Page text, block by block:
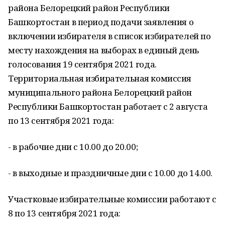
района Белорецкий район Республики
Башкортостан в период подачи заявления о
включении избирателя в список избирателей по
месту нахождения на выборах в единый день
голосования 19 сентября 2021 года.
Территориальная избирательная комиссия
муниципального района Белорецкий район
Республики Башкортостан работает с 2 августа
по 13 сентября 2021 года:
- в рабочие дни с 10.00 до 20.00;
- в выходные и праздничные дни с 10.00 до 14.00.
Участковые избирательные комиссии работают с
8 по 13 сентября 2021 года: